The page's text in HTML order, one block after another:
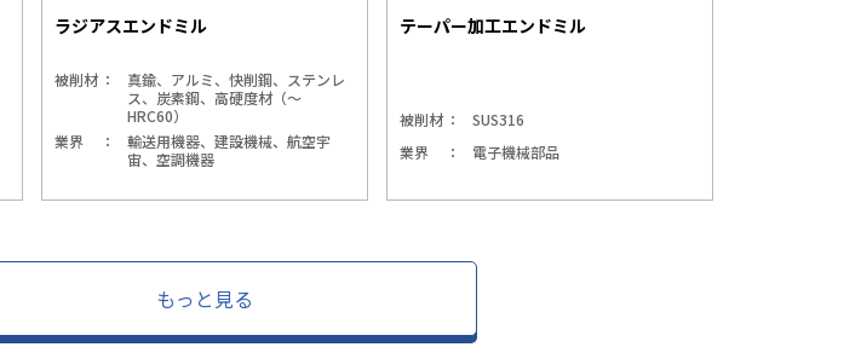
ラジアスエンドミル
被削材
真鍮、アルミ、快削鋼、ステンレ
ス、炭素鋼、高硬度材（～
HRC60）
業界
輸送用機器、建設機械、航空宇
宙、空調機器
テーパー加工エンドミル
被削材
SUS316
業界
電子機械部品
もっと見る